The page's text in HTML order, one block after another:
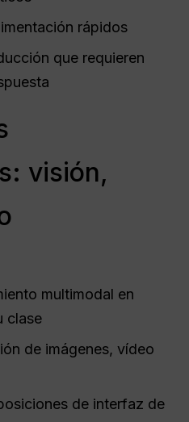
rápidos
que requieren
visión,
multimodal en
clase
de imágenes, vídeo
de interfaz de